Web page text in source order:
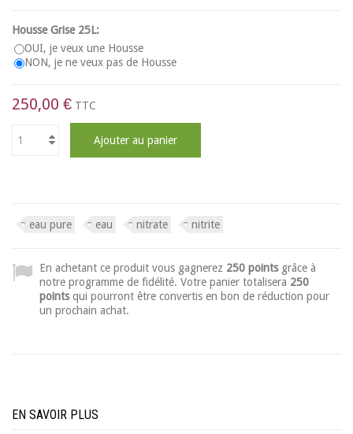
Housse Grise 25L:
OUI, je veux une Housse
NON, je ne veux pas de Housse
250,00 € TTC
Ajouter au panier
eau pure eau nitrate nitrite
En achetant ce produit vous gagnerez 250 pointsgrâce à
notre programme de fidélité. Votre panier totalisera 250
pointsqui pourront être convertis en bon de réduction pour
un prochain achat.
EN SAVOIR PLUS